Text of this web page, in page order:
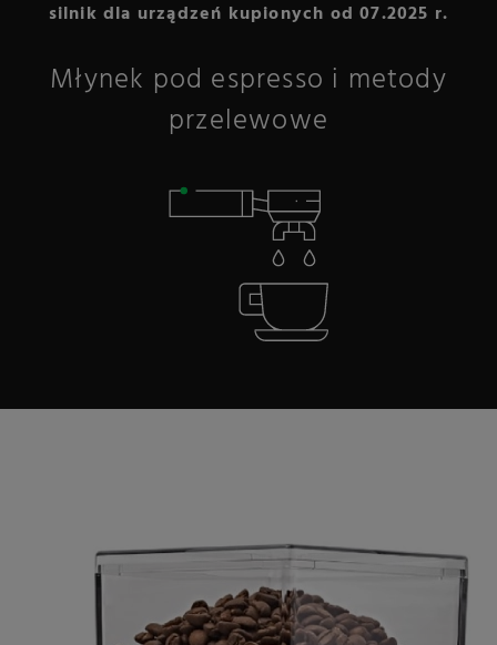
silnik dla urządzeń kupionych od 07.2025 r.
Młynek pod espresso i metody
przelewowe